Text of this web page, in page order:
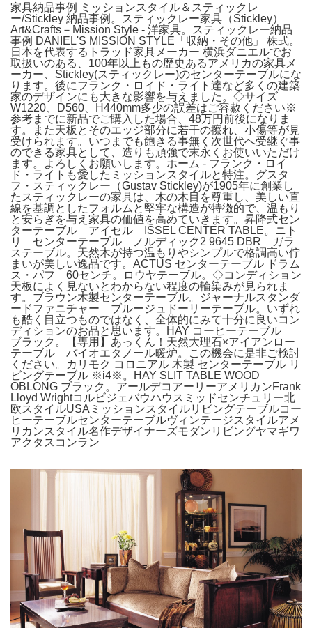
家具納品事例 ミッションスタイル＆スティックレ
ー/Stickley 納品事例。スティックレー家具（Stickley）
Art&Crafts－Mission Style - 洋家具。スティックレー納品
事例 DANIEL'S MISSION STYLE「収納・その他」 株式。
日本を代表するトラッド家具メーカー 横浜ダニエルでお
取扱いのある、100年以上もの歴史あるアメリカの家具メ
ーカー、Stickley(スティックレー)のセンターテーブルにな
ります。後にフランク・ロイド・ライト達など多くの建築
家のデザインにも大きな影響を与えました。◇サイズ
W1220、D560、H440mm多少の誤差はご容赦ください※
参考までに新品でご購入した場合、48万円前後になりま
す。また天板とそのエッジ部分に若干の擦れ、小傷等が見
受けられます。いつまでも飽きる事無く次世代へ受継ぐ事
のできる家具として、造りも頑強で末永くお使いいただけ
ます。よろしくお願いします。ホーム - フランク・ロイ
ド・ライトも愛したミッションスタイルと特注。グスタ
フ・スティックレー（Gustav Stickley)が1905年に創業し
たスティックレーの家具は、木の木目を尊重し、美しい直
線を基調としたフォルムと堅牢な構造が特徴的で、温もり
と安らぎを与え家具の価値を高めていきます。昇降式セン
ターテーブル アイセル ISSEL CENTER TABLE。ニト
リ センターテーブル ノルディック2 9645 DBR ガラ
ステーブル。天然木が持つ温もりやシンプルで格調高い佇
まいが美しい逸品です。ACTUS センターテーブル ドラム
ス・パフ 60センチ。ロウヤテーブル。◇コンディション
天板によく見ないとわからない程度の輪染みが見られま
す。ブラウン木製センターテーブル。ジャーナルスタンダ
ードファニチャー ブルージュドーリーテーブル。いずれ
も酷く目立つものではなく、全体的にみて十分に良いコン
ディションのお品と思います。HAY コーヒーテーブル
ブラック。【専用】あっくん！天然大理石×アイアンロー
テーブル バイオエタノール暖炉。この機会に是非ご検討
ください。カリモク コロニアル 木製 センターテーブル リ
ビングテーブル ※i4※。HAY SLIT TABLE WOOD
OBLONG ブラック。アールデコアーリーアメリカンFrank
Lloyd Wrightコルビジェバウハウスミッドセンチュリー北
欧スタイルUSAミッションスタイルリビングテーブルコー
ヒーテーブルセンターテーブルヴィンテージスタイルアメ
リカンスタイル名作デザイナーズモダンリビングヤマギワ
アクタスコンラン